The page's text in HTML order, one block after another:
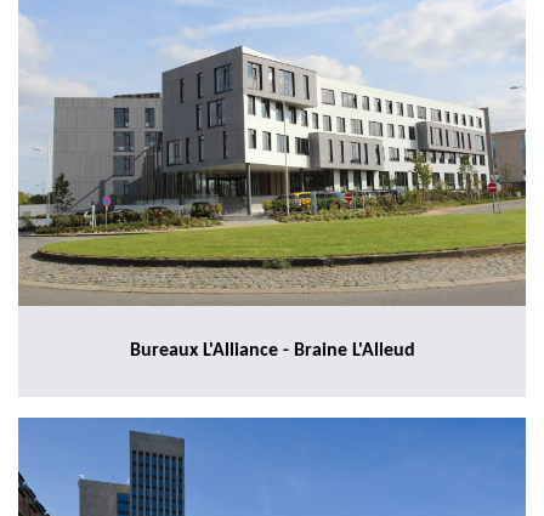
Bureaux L'Alliance - Braine L'Alleud